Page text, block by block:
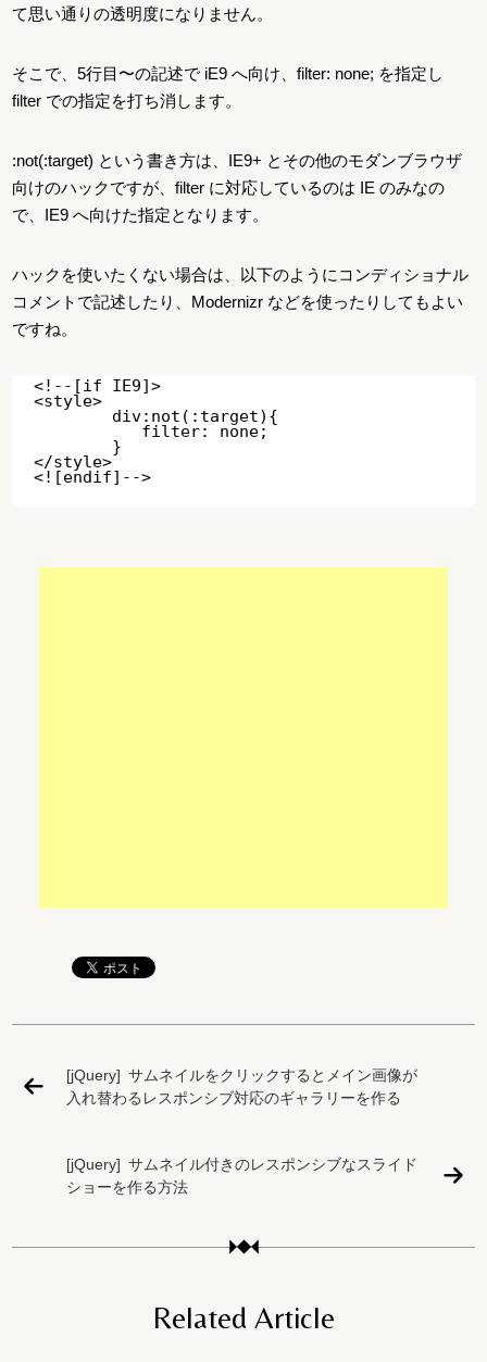
て思い通りの透明度になりません。
そこで、5行目〜の記述で iE9 へ向け、filter: none; を指定し
filter での指定を打ち消します。
:not(:target) という書き方は、IE9+ とその他のモダンブラウザ
向けのハックですが、filter に対応しているのは IE のみなの
で、IE9 へ向けた指定となります。
ハックを使いたくない場合は、以下のようにコンディショナル
コメントで記述したり、Modernizr などを使ったりしてもよい
ですね。
<!--[if IE9]>
<style>
	div:not(:target){
</style>
[jQuery] サムネイルをクリックするとメイン画像が
入れ替わるレスポンシブ対応のギャラリーを作る
[jQuery] サムネイル付きのレスポンシブなスライド
ショーを作る方法
Related Article